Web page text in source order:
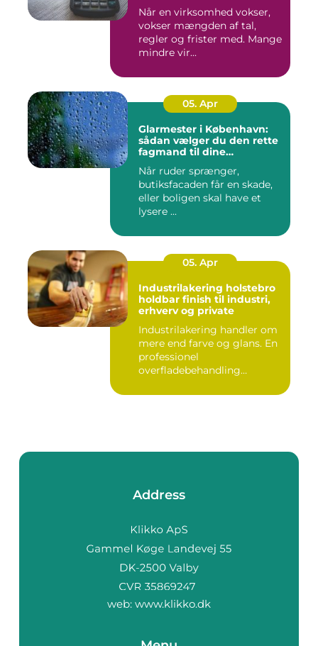
Når en virksomhed vokser,
vokser mængden af tal,
regler og frister med. Mange
mindre vir...
05. Apr
Glarmester i København:
sådan vælger du den rette
fagmand til dine
Når ruder sprænger,
butiksfacaden får en skade,
eller boligen skal have et
lysere ...
05. Apr
Industrilakering holstebro
holdbar finish til industri,
erhverv og private
Industrilakering handler om
mere end farve og glans. En
professionel
overfladebehandling
Address
web: www.klikko.dk